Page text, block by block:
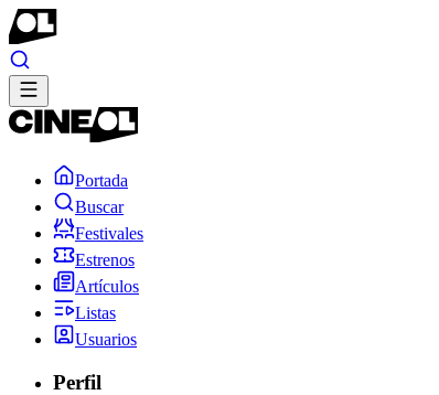
Portada
Buscar
Festivales
Estrenos
Artículos
Listas
Usuarios
Perfil